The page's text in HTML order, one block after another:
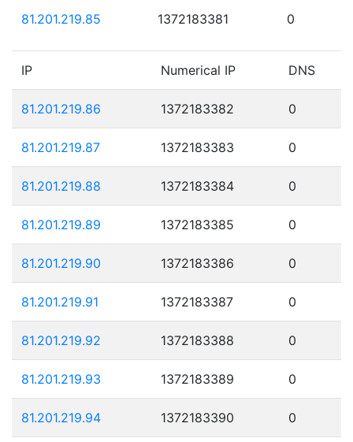
81.201.219.85 1372183381 0
IP Numerical IP DNS
81.201.219.86 1372183382 0
81.201.219.87 1372183383 0
81.201.219.88 1372183384 0
81.201.219.89 1372183385 0
81.201.219.90 1372183386 0
81.201.219.91 1372183387 0
81.201.219.92 1372183388 0
81.201.219.93 1372183389 0
81.201.219.94 1372183390 0